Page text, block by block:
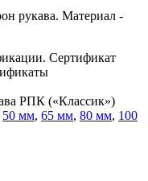
рукава. Материал -
Сертификат
РПК («Классик»)
50 мм, 65 мм, 80 мм, 100